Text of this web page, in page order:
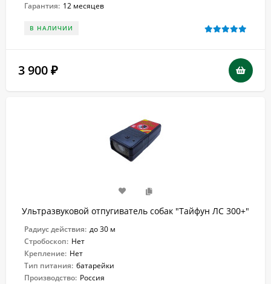
Гарантия: 12 месяцев
В НАЛИЧИИ
3 900 ₽
Ультразвуковой отпугиватель собак "Тайфун ЛС 300+"
Радиус действия: до 30 м
Стробоскоп: Нет
Крепление: Нет
Тип питания: батарейки
Производство: Россия